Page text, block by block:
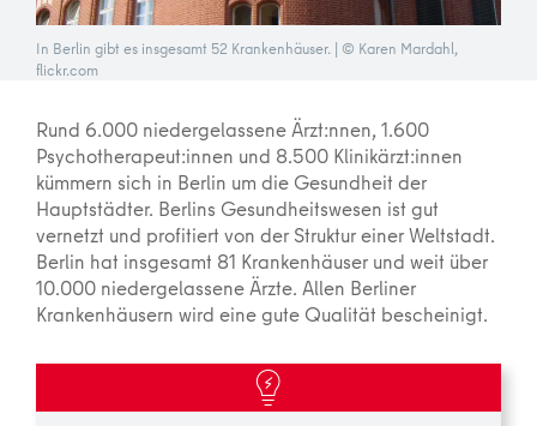
In Berlin gibt es insgesamt 52 Krankenhäuser. | © Karen Mardahl,
flickr.com
Rund 6.000 niedergelassene Ärzt:nnen, 1.600
Psychotherapeut:innen und 8.500 Klinikärzt:innen
kümmern sich in Berlin um die Gesundheit der
Hauptstädter. Berlins Gesundheitswesen ist gut
vernetzt und profitiert von der Struktur einer Weltstadt.
Berlin hat insgesamt 81 Krankenhäuser und weit über
10.000 niedergelassene Ärzte. Allen Berliner
Krankenhäusern wird eine gute Qualität bescheinigt.